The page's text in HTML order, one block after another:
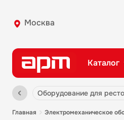
Москва
Каталог
оборудование для
главная электромеханическое